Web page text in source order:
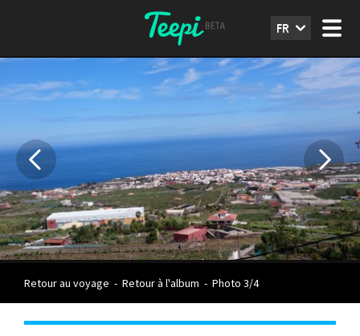
FR
Retour au voyage - Retour à l'album - Photo 3/4